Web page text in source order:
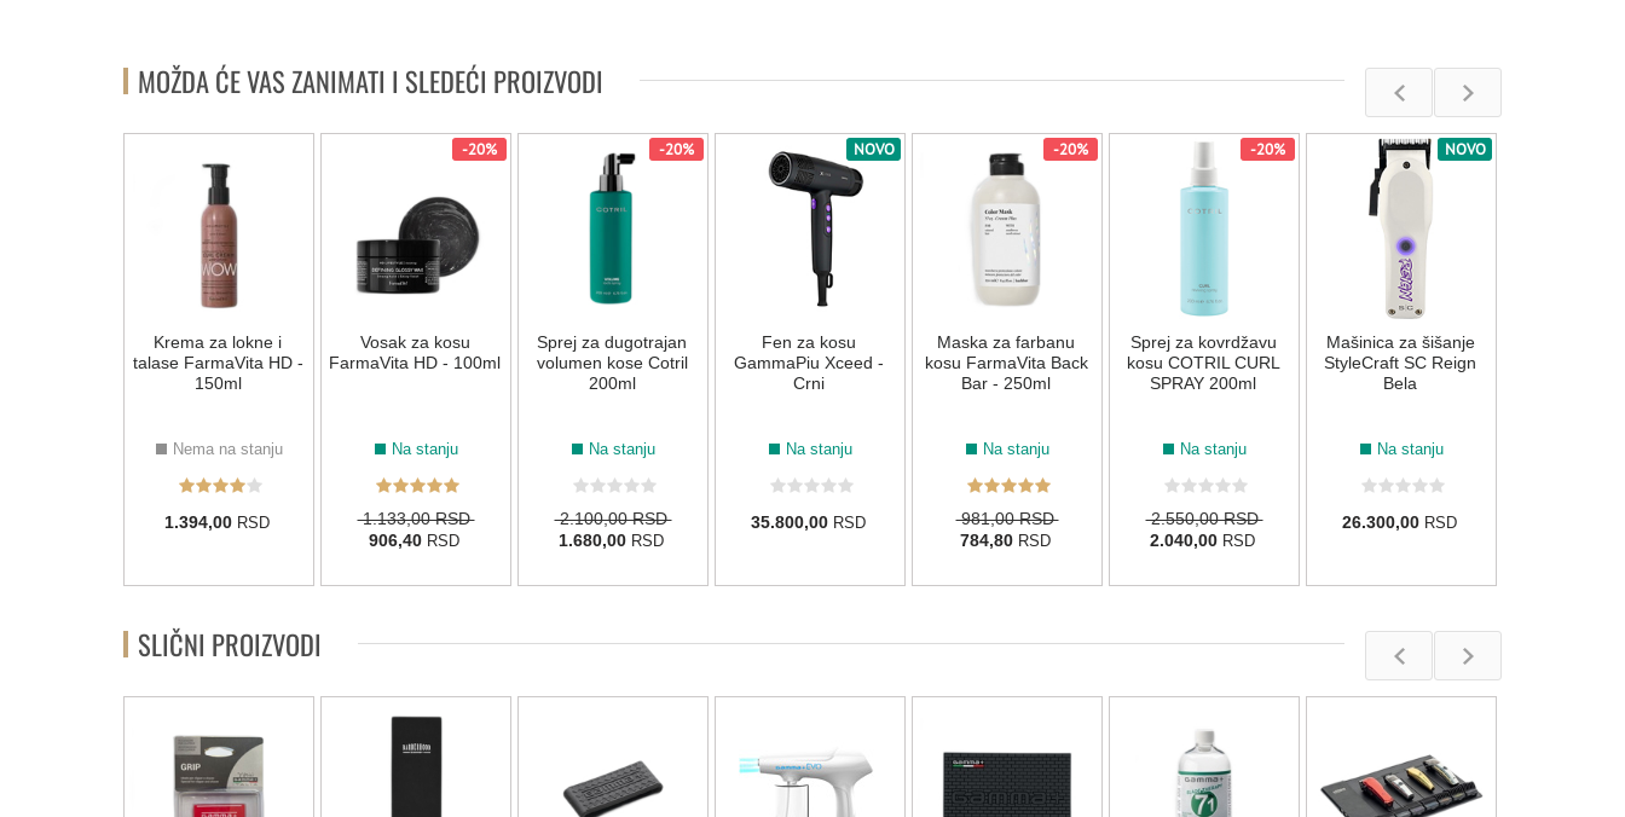
MOŽDA ĆE VAS ZANIMATI I SLEDEĆI PROIZVODI
Krema za lokne i
talase FarmaVita HD -
150ml
Nema na stanju
1.394,00 RSD
-20%
Vosak za kosu
FarmaVita HD - 100ml
Na stanju
1.133,00 RSD
906,40 RSD
-20%
Sprej za dugotrajan
volumen kose Cotril
200ml
Na stanju
2.100,00 RSD
1.680,00 RSD
NOVO
Fen za kosu
GammaPiu Xceed -
Crni
Na stanju
35.800,00 RSD
-20%
Maska za farbanu
kosu FarmaVita Back
Bar - 250ml
Na stanju
981,00 RSD
784,80 RSD
-20%
Sprej za kovrdžavu
kosu COTRIL CURL
SPRAY 200ml
Na stanju
2.550,00 RSD
2.040,00 RSD
NOVO
Mašinica za šišanje
StyleCraft SC Reign
Bela
Na stanju
26.300,00 RSD
SLIČNI PROIZVODI